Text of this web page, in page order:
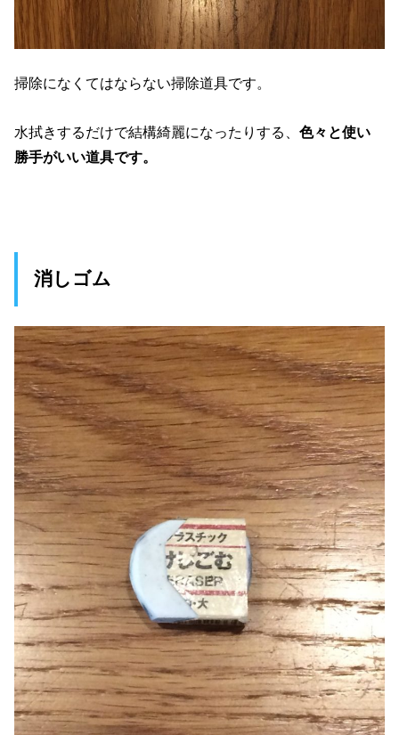
掃除になくてはならない掃除道具です。
水拭きするだけで結構綺麗になったりする、色々と使い
勝手がいい道具です。
消しゴム